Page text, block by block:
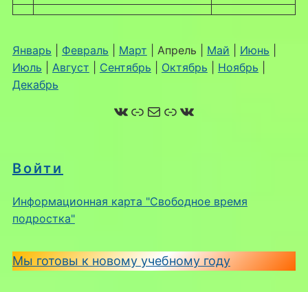
Войти
Информационная карта "Свободное время
подростка"
Мы готовы к новому учебному году
Январь Февраль Март | Апрель | Май Июнь
Июль
Август Сентябрь Октябрь Ноябрь
Декабрь
ВКонтакте
Ссылка
Почта
Ссылка
ВКонтакте